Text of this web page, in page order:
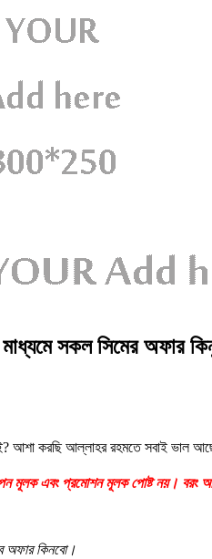
সকল সিমের অফার
আশা করছি আল্লাহর রহমতে সবাই ভাল
মূলক এবং প্রমোশন মূলক পোষ্ট নয়।
অফার কিনবো।